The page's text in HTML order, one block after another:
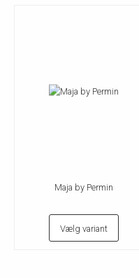
Maja by Permin
Vælg variant